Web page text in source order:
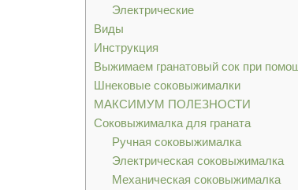
Электрические
Виды
Инструкция
Выжимаем гранатовый сок при
Шнековые соковыжималки
МАКСИМУМ ПОЛЕЗНОСТИ
Соковыжималка для граната
Ручная соковыжималка
Электрическая соковыжималка
Механическая соковыжималка